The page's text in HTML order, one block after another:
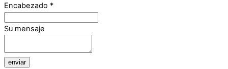
Encabezado *
Su mensaje
enviar